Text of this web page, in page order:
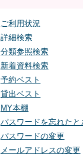
ご利用状況
詳細検索
分類参照検索
新着資料検索
予約ベスト
貸出ベスト
MY本棚
パスワードを忘れたと
パスワードの変更
メールアドレスの変更